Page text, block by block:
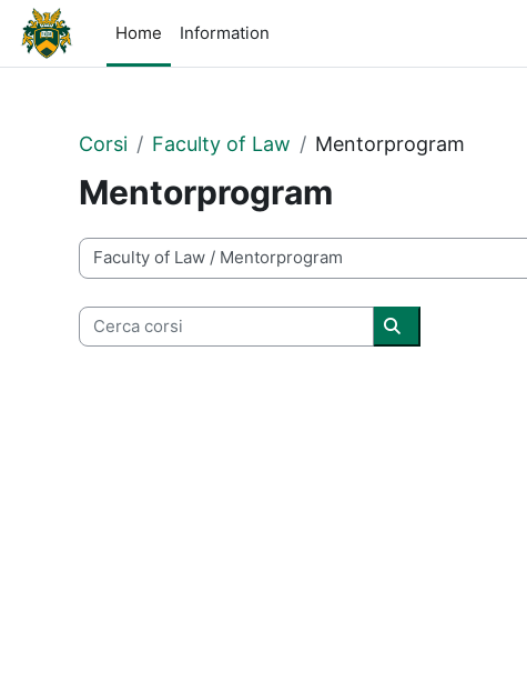
Vai al contenuto principale
Home
Information
Corsi Faculty of Law Mentorprogram
Mentorprogram
Categorie di corso
Cerca corsi
Cerca corsi